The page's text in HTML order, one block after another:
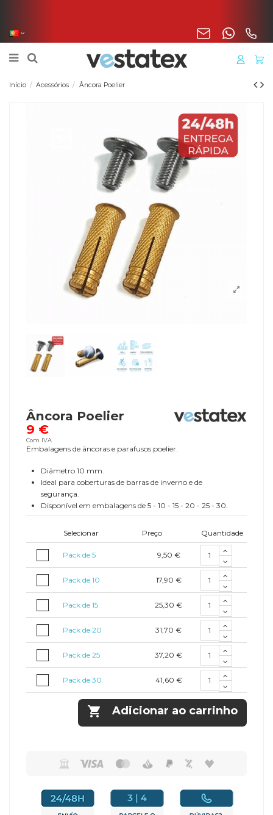
Início Acessórios Âncora Poelier
Âncora Poelier
9 €
Com IVA
Embalagens de âncoras e parafusos poelier.
Diâmetro 10 mm.
Ideal para coberturas de barras de inverno e de
segurança.
Disponível em embalagens de 5 - 10 - 15 - 20 - 25 - 30.
Selecionar Preço Quantidade
Pack de 5 9,50 €
Pack de 10 17,90 €
Pack de 15 25,30 €
Pack de 20 31,70 €
Pack de 25 37,20 €
Pack de 30 41,60 €
 Adicionar ao carrinho